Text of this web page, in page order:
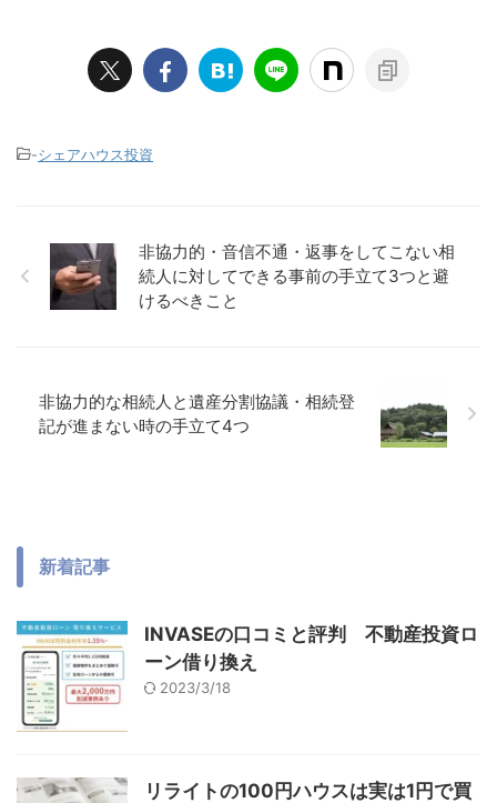
-シェアハウス投資
非協力的・音信不通・返事をしてこない相
続人に対してできる事前の手立て3つと避
けるべきこと
非協力的な相続人と遺産分割協議・相続登
記が進まない時の手立て4つ
新着記事
INVASEの口コミと評判 不動産投資ロ
ーン借り換え
2023/3/18
リライトの100円ハウスは実は1円で買